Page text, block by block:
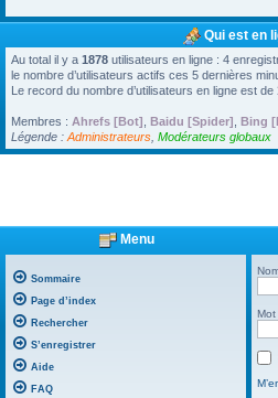
Qui est en
Au total il y a 1878 utilisateurs en ligne : 4
le nombre d’utilisateurs actifs ces 5 dernières
Le record du nombre d’utilisateurs en ligne est de
Membres : Ahrefs [Bot] Baidu [Spider] Bing
Légende : Administrateurs Modérateurs globaux
Menu
Sommaire
Page d’index
Rechercher
S’enregistrer
Aide
FAQ